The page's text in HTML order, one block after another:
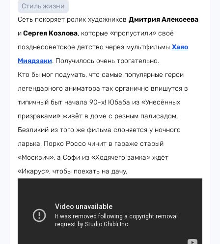
Стиль жизни
Сеть покоряет ролик художников Дмитрия Алексеева
иСергея Козлова, которые «пропустили» своё
позднесоветское детство через мультфильмы Хаяо
Миядзаки. Получилось очень трогательно.
Кто бы мог подумать, что самые популярные герои
легендарного аниматора так органично впишутся в
типичный быт начала 90-х! Юбаба из «Унесённых
призраками» живёт в доме с резным палисадом,
Безликий из того же фильма слоняется у ночного
ларька, Порко Россо чинит в гараже старый
«Москвич», а Софи из «Ходячего замка» ждёт
«Икарус», чтобы поехать на дачу.